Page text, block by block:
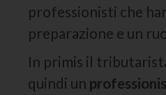
professionisti che
preparazione e un
In primis il
quindi un